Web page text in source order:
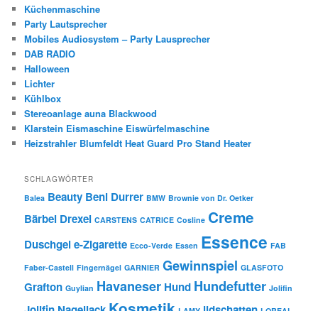
Küchenmaschine
Party Lautsprecher
Mobiles Audiosystem – Party Lausprecher
DAB RADIO
Halloween
Lichter
Kühlbox
Stereoanlage auna Blackwood
Klarstein Eismaschine Eiswürfelmaschine
Heizstrahler Blumfeldt Heat Guard Pro Stand Heater
SCHLAGWÖRTER
Balea Beauty Beni Durrer BMW Brownie von Dr. Oetker
Bärbel Drexel CARSTENS CATRICE Cosline Creme
Duschgele-Zigarette Ecco-Verde Essen Essence FAB
Faber-Castell Fingernägel GARNIER Gewinnspiel GLASFOTO
Grafton Guylian Havaneser Hund Hundefutter Jolifin